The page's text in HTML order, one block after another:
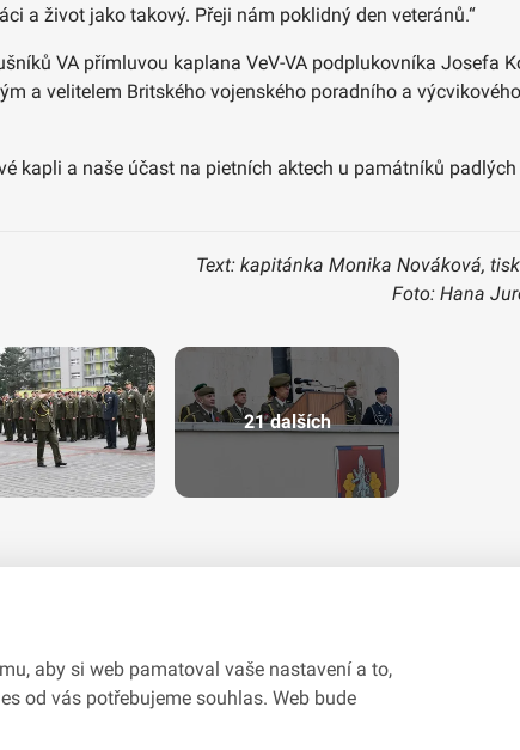
a život jako takový. Přeji nám poklidný den veteránů.“
VA přímluvou kaplana VeV-VA podplukovníka Josefa
a velitelem Britského vojenského poradního a
kapli a naše účast na pietních aktech u památníků
Text: kapitánka Monika Nováková,
Foto: Hana
21 dalších
aby si web pamatoval vaše nastavení a to,
od vás potřebujeme souhlas. Web bude